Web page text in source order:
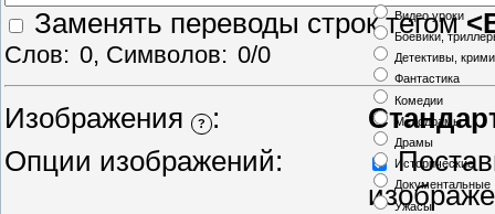
Видео уроки
Боевики,
Детективы,
Фантастика
Комедии
Мелодрамы
Драмы
Исторические
Документальные
Ужасы
Заменять переводы строк тегом
Слов: 0, Символов: 0/0
Изображения ? :
Опции изображений: